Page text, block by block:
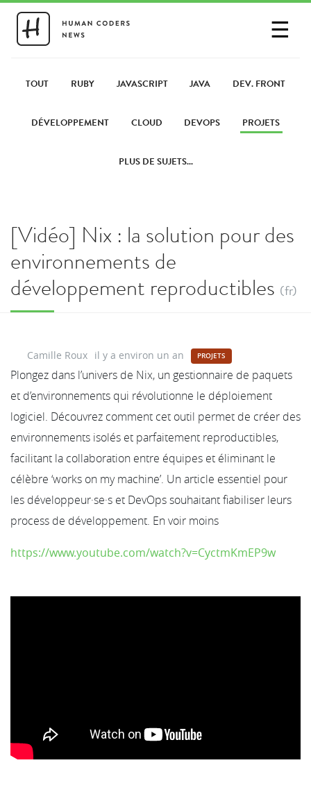
☰
PARTAGER UN LIEN
TOUT RUBY JAVASCRIPT JAVA DEV. FRONT
DÉVELOPPEMENT CLOUD DEVOPS PROJETS
PLUS DE SUJETS...
[Vidéo] Nix : la solution pour des
environnements de
développement reproductibles (fr)
Camille Roux il y a environ un an PROJETS
Plongez dans l’univers de Nix, un gestionnaire de paquets
et d’environnements qui révolutionne le déploiement
logiciel. Découvrez comment cet outil permet de créer des
environnements isolés et parfaitement reproductibles,
facilitant la collaboration entre équipes et éliminant le
célèbre ‘works on my machine’. Un article essentiel pour
les développeur·se·s et DevOps souhaitant fiabiliser leurs
process de développement. En voir moins
https://www.youtube.com/watch?v=CyctmKmEP9w